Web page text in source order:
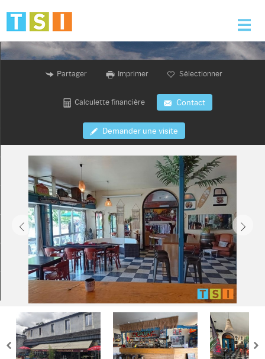
Accueil
Alerte e-mail
Contact
Mon compte
Ma sélection 0
Partager Imprimer Sélectionner
Calculette financière Contact
Demander une visite